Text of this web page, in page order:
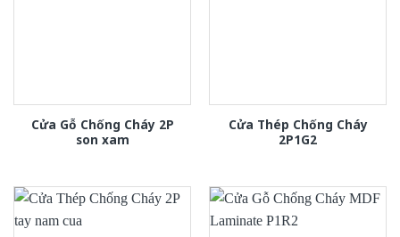
Cửa Gỗ Chống Cháy 2P
son xam
Cửa Thép Chống Cháy
2P1G2